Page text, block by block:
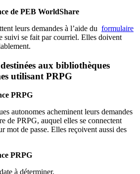
de PEB WorldShare
leurs demandes à l’aide du formulaire
suivi se fait par courriel. Elles doivent
aux bibliothèques
utilisant PRPG
PRPG
autonomes acheminent leurs demandes
de PRPG, auquel elles se connectent
mot de passe. Elles reçoivent aussi des
PRPG
à déterminer.